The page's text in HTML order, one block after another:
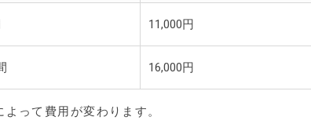
11,000円
16,000円
って費用が変わります。